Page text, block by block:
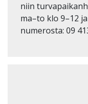
niin
ma–to klo 9–12
numerosta: 09